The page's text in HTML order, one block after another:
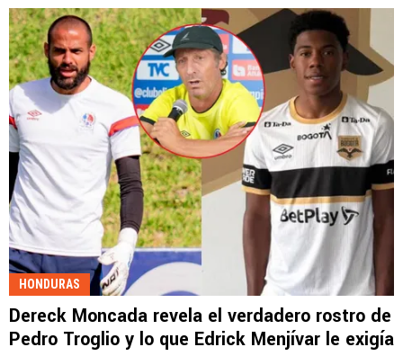
HONDURAS
Dereck Moncada revela el verdadero rostro de
Pedro Troglio y lo que Edrick Menjívar le exigía